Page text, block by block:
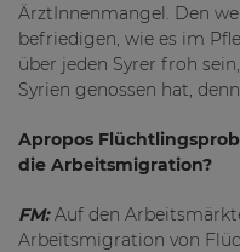
ÄrztInnenmangel. Den
befriedigen, wie es im
über jeden Syrer froh
Syrien genossen hat,
Apropos
die Arbeitsmigration?
FM: Auf den
Arbeitsmigration von